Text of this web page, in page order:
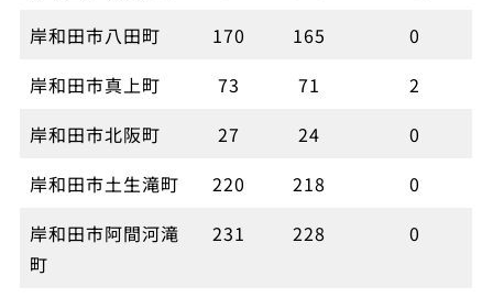
岸和田市八田町
170 165
0
岸和田市真上町
73 71
2
岸和田市北阪町
27 24
0
岸和田市土生滝町
220 218
0
岸和田市阿間河滝
町
231 228 0